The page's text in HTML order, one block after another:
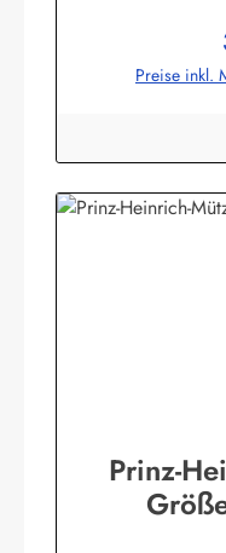
Preise inkl.
Prinz-